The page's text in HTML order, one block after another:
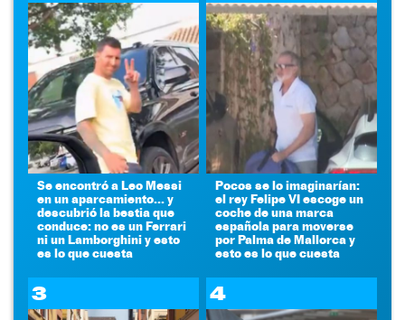
Se encontró a Leo Messi
en un aparcamiento... y
descubrió la bestia que
conduce: no es un Ferrari
ni un Lamborghini y esto
es lo que cuesta
Pocos se lo imaginarían:
el rey Felipe VI escoge un
coche de una marca
española para moverse
por Palma de Mallorca y
esto es lo que cuesta
3 4